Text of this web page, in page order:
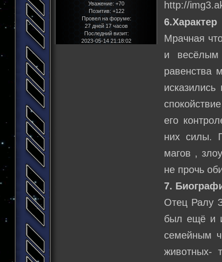
Уважение: +70
Позитив: +122
Провел на форуме:
27 дней 17 часов
Последний визит:
2023-05-14 21:18:02
6.Характер
Мрачная
и
равенства
его
них силы.
магов ,
не прочь
7.
Отец Ралу
был ещё и
семейным
животных-